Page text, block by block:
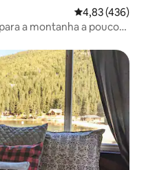
4,83 de uma
4,83 (436)
a montanha a poucos